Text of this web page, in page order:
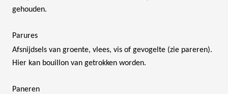
gehouden.
Parures
Afsnijdsels van groente, vlees, vis of gevogelte (zie pareren).
Hier kan bouillon van getrokken worden.
Paneren